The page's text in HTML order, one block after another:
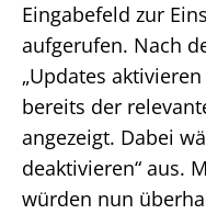
Eingabefeld zur
aufgerufen. Nach
„Updates
bereits der
angezeigt. Dabei
deaktivieren“ aus.
würden nun